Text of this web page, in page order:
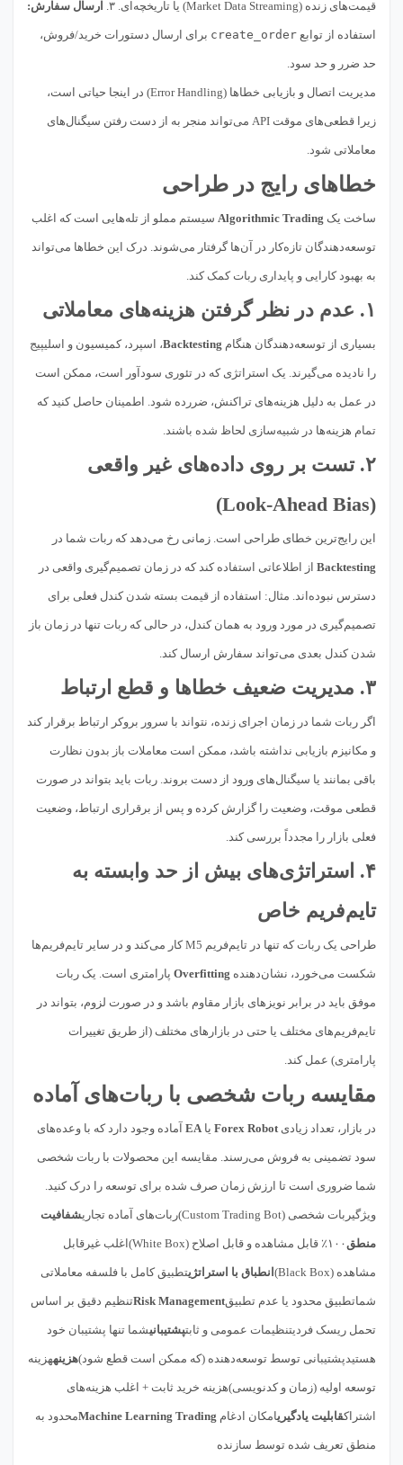
قیمت‌های زنده (Market Data Streaming) یا تاریخچه‌ای. ۳. ارسال سفارش:
استفاده از توابع create_order برای ارسال دستورات خرید/فروش،
حد ضرر و حد سود.
مدیریت اتصال و بازیابی خطاها (Error Handling) در اینجا حیاتی است،
زیرا قطعی‌های موقت API می‌تواند منجر به از دست رفتن سیگنال‌های
معاملاتی شود.
خطاهای رایج در طراحی
ساخت یک Algorithmic Trading سیستم مملو از تله‌هایی است که اغلب
توسعه‌دهندگان تازه‌کار در آن‌ها گرفتار می‌شوند. درک این خطاها می‌تواند
به بهبود کارایی و پایداری ربات کمک کند.
۱. عدم در نظر گرفتن هزینه‌های معاملاتی
بسیاری از توسعه‌دهندگان هنگام Backtesting، اسپرد، کمیسیون و اسلیپیج
را نادیده می‌گیرند. یک استراتژی که در تئوری سودآور است، ممکن است
در عمل به دلیل هزینه‌های تراکنش، ضررده شود. اطمینان حاصل کنید که
تمام هزینه‌ها در شبیه‌سازی لحاظ شده باشند.
۲. تست بر روی داده‌های غیر واقعی
(Look-Ahead Bias)
این رایج‌ترین خطای طراحی است. زمانی رخ می‌دهد که ربات شما در
Backtesting از اطلاعاتی استفاده کند که در زمان تصمیم‌گیری واقعی در
دسترس نبوده‌اند. مثال: استفاده از قیمت بسته شدن کندل فعلی برای
تصمیم‌گیری در مورد ورود به همان کندل، در حالی که ربات تنها در زمان باز
شدن کندل بعدی می‌تواند سفارش ارسال کند.
۳. مدیریت ضعیف خطاها و قطع ارتباط
اگر ربات شما در زمان اجرای زنده، نتواند با سرور بروکر ارتباط برقرار کند
و مکانیزم بازیابی نداشته باشد، ممکن است معاملات باز بدون نظارت
باقی بمانند یا سیگنال‌های ورود از دست بروند. ربات باید بتواند در صورت
قطعی موقت، وضعیت را گزارش کرده و پس از برقراری ارتباط، وضعیت
فعلی بازار را مجدداً بررسی کند.
۴. استراتژی‌های بیش از حد وابسته به
تایم‌فریم خاص
طراحی یک ربات که تنها در تایم‌فریم M5 کار می‌کند و در سایر تایم‌فریم‌ها
شکست می‌خورد، نشان‌دهنده Overfitting پارامتری است. یک ربات
موفق باید در برابر نویزهای بازار مقاوم باشد و در صورت لزوم، بتواند در
تایم‌فریم‌های مختلف یا حتی در بازارهای مختلف (از طریق تغییرات
پارامتری) عمل کند.
مقایسه ربات شخصی با ربات‌های آماده
در بازار، تعداد زیادیForex Robot یاEA آماده وجود دارد که با وعده‌های
سود تضمینی به فروش می‌رسند. مقایسه این محصولات با ربات شخصی
شما ضروری است تا ارزش زمان صرف شده برای توسعه را درک کنید.
ویژگیربات شخصی (Custom Trading Bot)ربات‌های آماده تجاری شفافیت
منطق ۱۰۰٪ قابل مشاهده و قابل اصلاح (White Box)اغلب غیرقابل
مشاهده (Black Box) انطباق با استراتژیتطبیق کامل با فلسفه معاملاتی
شماتطبیق محدود یا عدم تطبیقRisk Managementتنظیم دقیق بر اساس
تحمل ریسک فردیتنظیمات عمومی و ثابتپشتیبانیشما تنها پشتیبان خود
هستیدپشتیبانی توسط توسعه‌دهنده (که ممکن است قطع شود)هزینههزینه
توسعه اولیه (زمان و کدنویسی)هزینه خرید ثابت + اغلب هزینه‌های
اشتراکقابلیت یادگیریامکان ادغام Machine Learning Tradingمحدود به
منطق تعریف شده توسط سازنده